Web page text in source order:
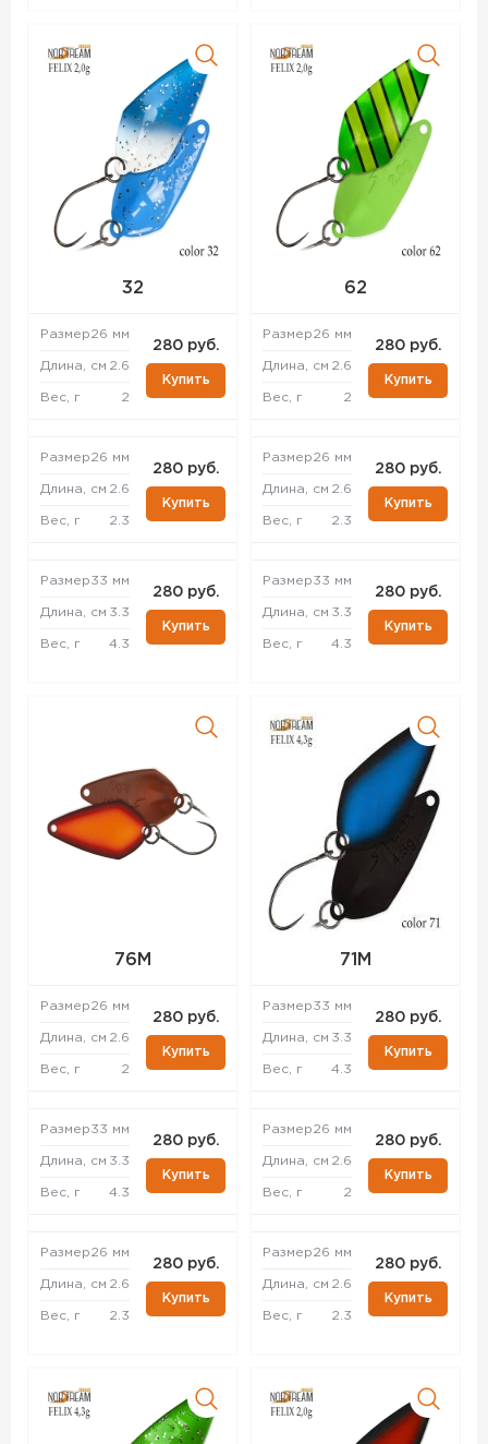
32
Размер26 мм
Длина, см 2.6
Вес, г 2
280 руб.
Купить
Размер26 мм
Длина, см 2.6
Вес, г 2.3
280 руб.
Купить
Размер33 мм
Длина, см 3.3
Вес, г 4.3
280 руб.
Купить
62
Размер26 мм
Длина, см 2.6
Вес, г 2
280 руб.
Купить
Размер26 мм
Длина, см 2.6
Вес, г 2.3
280 руб.
Купить
Размер33 мм
Длина, см 3.3
Вес, г 4.3
280 руб.
Купить
76M
Размер26 мм
Длина, см 2.6
Вес, г 2
280 руб.
Купить
Размер33 мм
Длина, см 3.3
Вес, г 4.3
280 руб.
Купить
Размер26 мм
Длина, см 2.6
Вес, г 2.3
280 руб.
Купить
71M
Размер33 мм
Длина, см 3.3
Вес, г 4.3
280 руб.
Купить
Размер26 мм
Длина, см 2.6
Вес, г 2
280 руб.
Купить
Размер26 мм
Длина, см 2.6
Вес, г 2.3
280 руб.
Купить